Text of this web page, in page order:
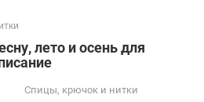
лето и осень для
Спицы, крючок и нитки